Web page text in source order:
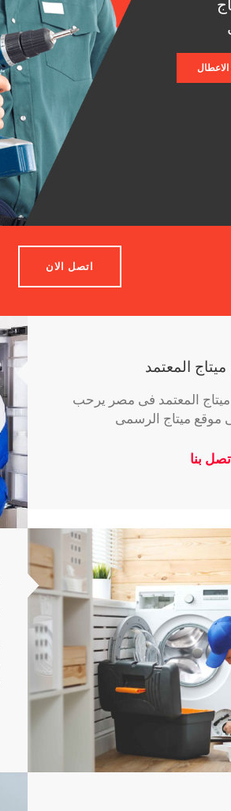
الاعطال
اتصل الان
المعتمد
ميتاج المعتمد فى مصر يرحب
موقع ميتاج الرسمى